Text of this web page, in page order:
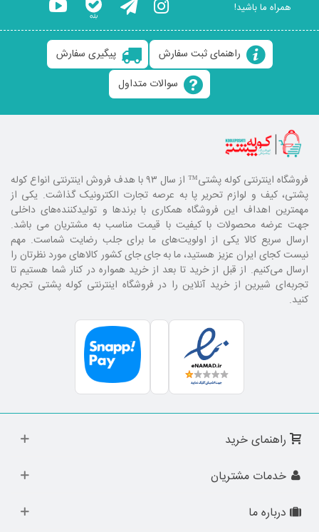
همراه ما باشید!
راهنمای ثبت سفارش
پیگیری سفارش
سوالات متداول
فروشگاه اینترنتی کوله پشتی
™ از سال ۹۳ با هدف فروش اینترنتی انواع کوله
پشتی، کیف و لوازم تحریر پا به عرصه تجارت الکترونیک گذاشت. یکی از
مهمترین اهداف این فروشگاه همکاری با برند‌ها و تولیدکننده‌های داخلی
جهت عرضه محصولات با کیفیت با قیمت مناسب به مشتریان می باشد.
ارسال سریع کالا یکی از اولویت‌های ما برای جلب رضایت شماست. مهم
نیست کجای ایران عزیز هستید، ما به جای جای کشور کالا‌های مورد نظرتان را
ارسال می‌کنیم. از قبل از خرید تا بعد از خرید همواره در کنار شما هستیم تا
تجربه‌ای شیرین از خرید آنلاین را در فروشگاه اینترنتی کوله پشتی تجربه
کنید.
راهنمای خرید
خدمات مشتریان
درباره ما